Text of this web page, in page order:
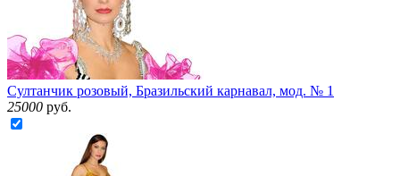
Султанчик розовый, Бразильский карнавал, мод. № 1
25000 руб.